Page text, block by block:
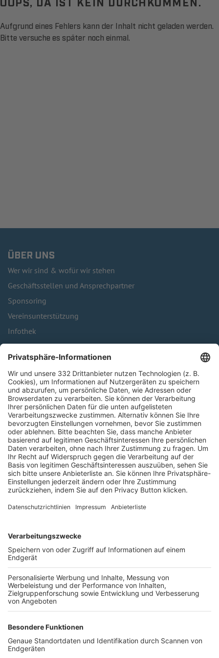
Aufgrund eines Fehlers kann der Inhalt nicht geladen werden.
Bitte versuche es später noch einmal.
ÜBER UNS
Wer wir sind & wofür wir stehen
Geschäftsstellen und Ansprechpartner
Sponsoring
Vereinsunterstützung
Infothek
Kontakt
HÄUFIG BESUCHTE SEITEN
Pässe und Vereinswechsel
Trainerausbildung
Schulungsangebot Vereinsmitarbeiter
BFV-Geschäftsstellen
Trainerbörse
Login SpielPlus
FOLGE DEM BFV
TOP-VEREINE
TOP-PARTNER